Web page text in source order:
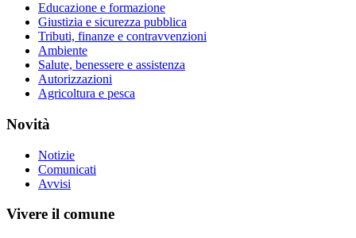
Educazione e formazione
Giustizia e sicurezza pubblica
Tributi, finanze e contravvenzioni
Ambiente
Salute, benessere e assistenza
Autorizzazioni
Agricoltura e pesca
Novità
Notizie
Comunicati
Avvisi
Vivere il comune